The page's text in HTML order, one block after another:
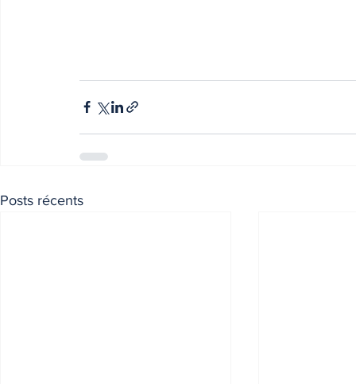
Posts récents